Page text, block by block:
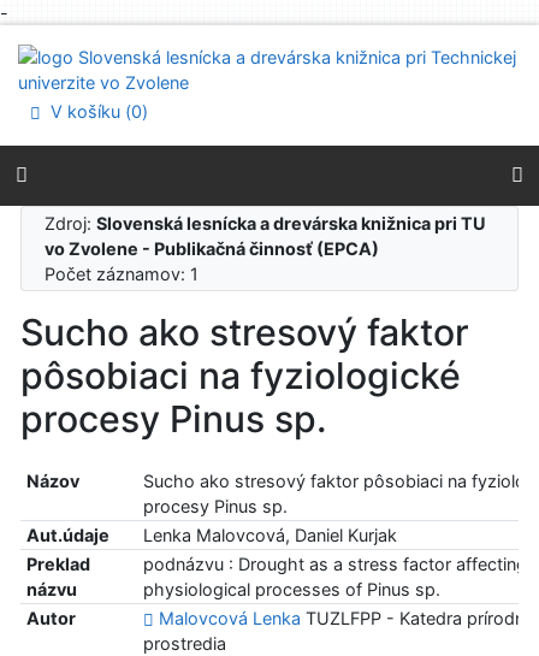
-
Prejsť na menu
Prehlásenie o webovej prístupnosti
V košíku (0)
Zdroj:Slovenská lesnícka a drevárska knižnica pri TU
vo Zvolene - Publikačná činnosť (EPCA)
Počet záznamov: 1
Sucho ako stresový faktor
pôsobiaci na fyziologické
procesy Pinus sp.
Názov
Sucho ako stresový faktor pôsobiaci na
procesy Pinus sp.
Aut.údaje
Lenka Malovcová, Daniel Kurjak
Preklad
názvu
podnázvu : Drought as a stress factor affecting
physiological processes of Pinus sp.
Autor
Malovcová Lenka TUZLFPP - Katedra
prostredia